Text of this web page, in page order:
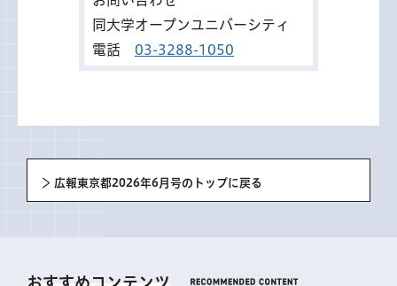
同大学オープンユニバーシティ
電話 03-3288-1050
広報東京都2026年6月号のトップに戻る
おすすめコンテンツ